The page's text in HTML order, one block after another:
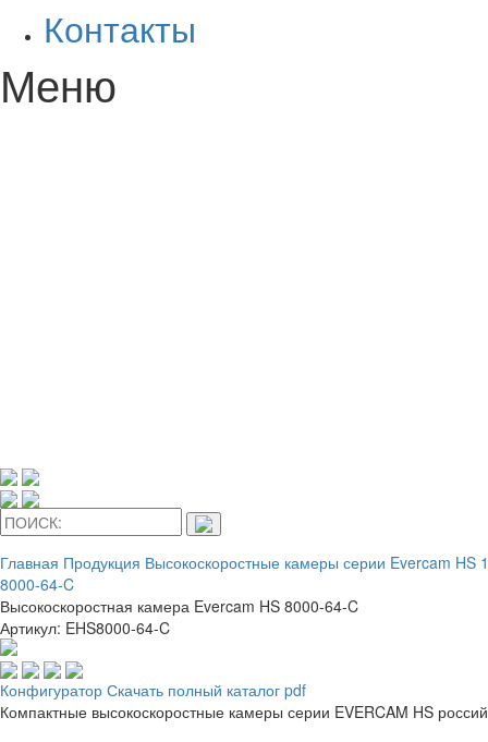
Контакты
Меню
Главная Продукция Высокоскоростные камеры серии Evercam
8000-64-C
Высокоскоростная камера Evercam HS 8000-64-C
Артикул: EHS8000-64-C
Конфигуратор Скачать полный каталог pdf
Компактные высокоскоростные камеры серии EVERCAM HS